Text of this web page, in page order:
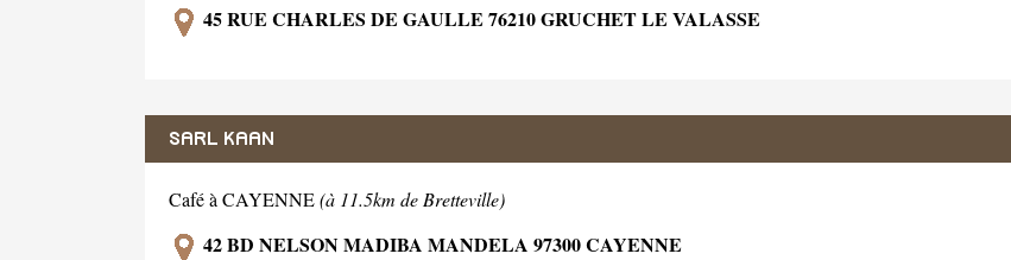
45 RUE CHARLES DE GAULLE 76210 GRUCHET LE VALASSE
SARL KAAN
Café à CAYENNE(à 11.5km de Bretteville)
42 BD NELSON MADIBA MANDELA 97300 CAYENNE